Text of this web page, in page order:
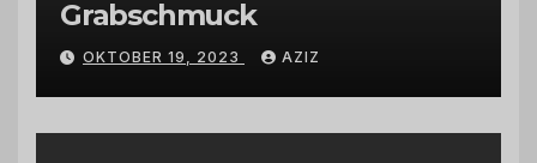
Grabschmuck
OKTOBER 19, 2023 AZIZ